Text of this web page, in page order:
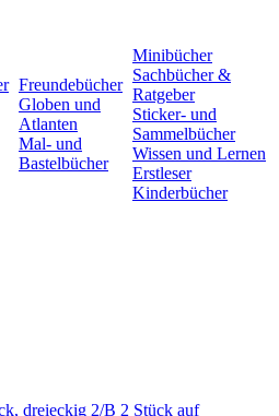
Freundebücher
Globen und
Atlanten
Mal- und
Bastelbücher
Minibücher
Sachbücher &
Ratgeber
Sticker- und
Sammelbücher
Wissen und Lernen
Erstleser
Kinderbücher
dreieckig 2/B 2 Stück auf